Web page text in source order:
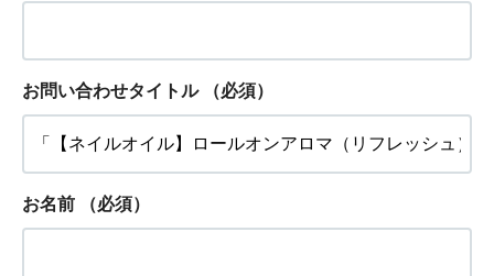
お問い合わせタイトル （必須）
お名前 （必須）